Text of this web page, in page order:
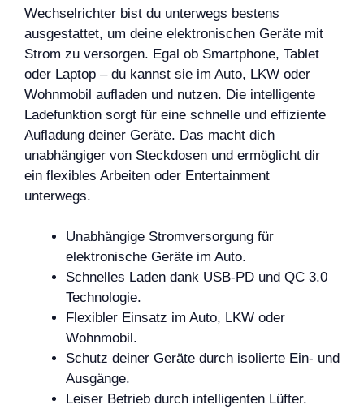
Wechselrichter bist du unterwegs bestens
ausgestattet, um deine elektronischen Geräte mit
Strom zu versorgen. Egal ob Smartphone, Tablet
oder Laptop – du kannst sie im Auto, LKW oder
Wohnmobil aufladen und nutzen. Die intelligente
Ladefunktion sorgt für eine schnelle und effiziente
Aufladung deiner Geräte. Das macht dich
unabhängiger von Steckdosen und ermöglicht dir
ein flexibles Arbeiten oder Entertainment
unterwegs.
Unabhängige Stromversorgung für
elektronische Geräte im Auto.
Schnelles Laden dank USB-PD und QC 3.0
Technologie.
Flexibler Einsatz im Auto, LKW oder
Wohnmobil.
Schutz deiner Geräte durch isolierte Ein- und
Ausgänge.
Leiser Betrieb durch intelligenten Lüfter.